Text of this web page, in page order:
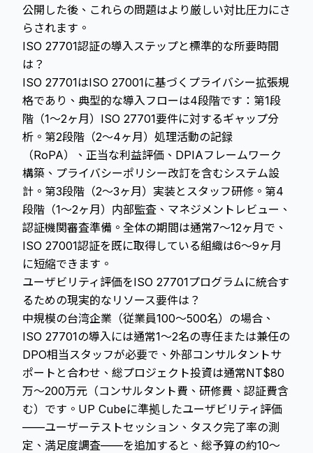
公開した後、これらの問題はより厳しい対比圧力にさ
らされます。
ISO 27701認証の導入ステップと標準的な所要時間
は？
ISO 27701はISO 27001に基づくプライバシー拡張規
格であり、典型的な導入フローは4段階です：第1段
階（1〜2ヶ月）ISO 27701要件に対するギャップ分
析。第2段階（2〜4ヶ月）処理活動の記録
（RoPA）、正当な利益評価、DPIAフレームワーク
構築、プライバシーポリシー改訂を含むシステム設
計。第3段階（2〜3ヶ月）実装とスタッフ研修。第4
段階（1〜2ヶ月）内部監査、マネジメントレビュー、
認証機関審査準備。全体の期間は通常7〜12ヶ月で、
ISO 27001認証を既に取得している組織は6〜9ヶ月
に短縮できます。
ユーザビリティ評価をISO 27701プログラムに統合す
るための現実的なリソース要件は？
中規模の台湾企業（従業員100〜500名）の場合、
ISO 27701の導入には通常1〜2名の専任または兼任の
DPO相当スタッフが必要で、外部コンサルタントサ
ポートと合わせ、総プロジェクト投資は通常NT$80
万〜200万元（コンサルタント費、研修費、認証費含
む）です。UP Cubeに準拠したユーザビリティ評価
——ユーザーテストセッション、タスク完了率の測
定、満足度調査——を追加すると、総予算の約10〜